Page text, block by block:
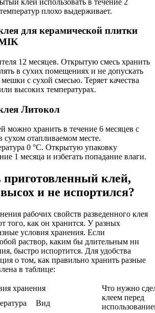
плохо выдерживает.
для керамической плитки
12 месяцев. Открытую смесь хранить
в сухих помещениях и не допускать
с сухой смесью. Теряет качества
высоких температурах.
Литокол
можно хранить в течение 6 месяцев с
сухом отапливаемом месте.
0 °C. Открытую упаковку
1 месяца и избегать попадание влаги.
клей,
и не испортился?
рабочих свойств разведенного клея
того, как он хранится. У разных
условия хранения. Если
раствор, каким бы длительным ни
быстро испортится. Для удобства
о том, как правильно хранить разные
в таблице:
хранения
Что нужно
клеем перед
Вид